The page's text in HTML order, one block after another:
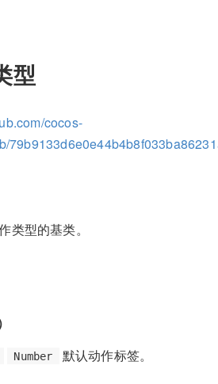
型
cocos-
类型的基类。
Number 默认动作标签。